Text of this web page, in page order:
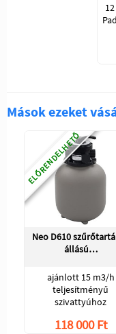
Mások ezeket
ELŐRENDELHETŐ
Neo D610
állású…
ajánlott 15 m3/h
teljesítményű
szivattyúhoz
118 000 Ft